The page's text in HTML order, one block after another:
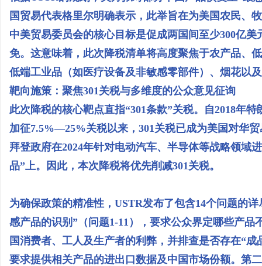
国贸易代表格里尔明确表示，此举旨在为美国农民、
中美贸易委员会的核心目标是促成两国间至少300亿
免。这意味着，此次降税清单将高度聚焦于农产品、
低端工业品（如医疗设备及非敏感零部件）、烟花以
靶向施策：聚焦301关税与多维度的公众意见征询
此次降税的核心靶点直指“301条款”关税。自2018年
加征7.5%—25%关税以来，301关税已成为美国对华
拜登政府在2024年针对电动汽车、半导体等战略领域
品”上。因此，本次降税将优先削减301关税。
为确保政策的精准性，USTR发布了包含14个问题的
感产品的识别”（问题1-11），要求公众界定哪些产
国消费者、工人及生产者的利弊，并排查是否存在“
要求提供相关产品的进出口数据及中国市场份额。第